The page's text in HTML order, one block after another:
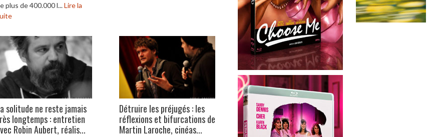
plus de 400.000 l...Lire la
solitude ne reste jamais
longtemps : entretien
Robin Aubert, réalis...
Détruire les préjugés : les
réflexions et bifurcations de
Martin Laroche, cinéas...